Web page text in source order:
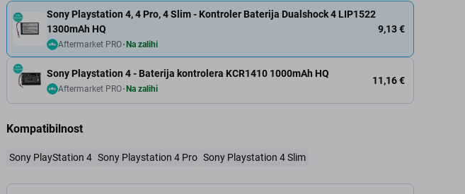
Sony Playstation 4, 4 Pro, 4 Slim - Kontroler Baterija Dualshock 4 LIP1522
1300mAh HQ
Aftermarket PRO Na zalihi
9,13 €
Sony Playstation 4 - Baterija kontrolera KCR1410 1000mAh HQ
Aftermarket PRO Na zalihi
11,16 €
Kompatibilnost
Sony PlayStation 4 Sony Playstation 4 Pro Sony Playstation 4 Slim